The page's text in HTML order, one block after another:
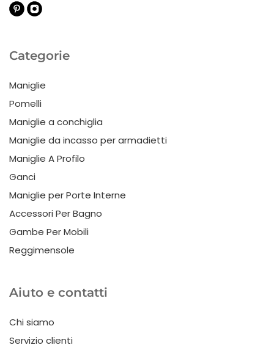
Categorie
Maniglie
Pomelli
Maniglie a conchiglia
Maniglie da incasso per armadietti
Maniglie A Profilo
Ganci
Maniglie per Porte Interne
Accessori Per Bagno
Gambe Per Mobili
Reggimensole
Aiuto e contatti
Chi siamo
Servizio clienti